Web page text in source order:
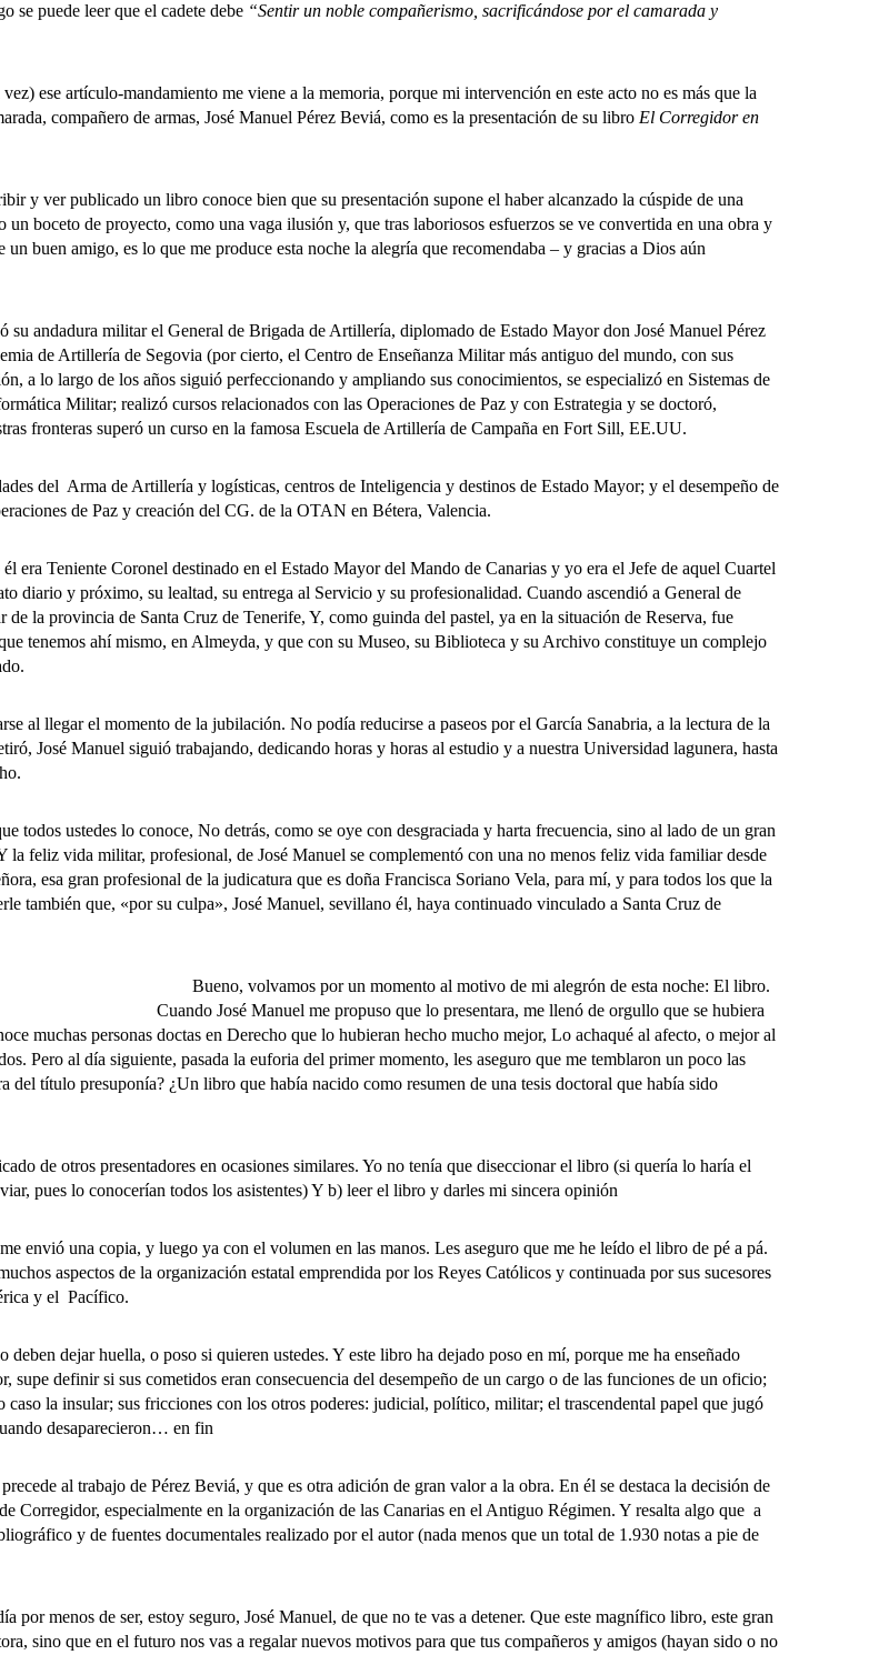
puede leer que el cadete debe “Sentir un noble compañerismo, sacrificándose por el camarada y
ese artículo-mandamiento me viene a la memoria, porque mi intervención en este acto no es más que la
compañero de armas, José Manuel Pérez Beviá, como es la presentación de su libro El Corregidor en
ver publicado un libro conoce bien que su presentación supone el haber alcanzado la cúspide de una
boceto de proyecto, como una vaga ilusión y, que tras laboriosos esfuerzos se ve convertida en una obra y
buen amigo, es lo que me produce esta noche la alegría que recomendaba – y gracias a Dios aún
militar el General de Brigada de Artillería, diplomado de Estado Mayor don José Manuel Pérez
de Artillería de Segovia (por cierto, el Centro de Enseñanza Militar más antiguo del mundo, con sus
a lo largo de los años siguió perfeccionando y ampliando sus conocimientos, se especializó en Sistemas de
Militar; realizó cursos relacionados con las Operaciones de Paz y con Estrategia y se doctoró,
fronteras superó un curso en la famosa Escuela de Artillería de Campaña en Fort Sill, EE.UU.
del Arma de Artillería y logísticas, centros de Inteligencia y destinos de Estado Mayor; y el desempeño de
de Paz y creación del CG. de la OTAN en Bétera, Valencia.
Teniente Coronel destinado en el Estado Mayor del Mando de Canarias y yo era el Jefe de aquel Cuartel
diario y próximo, su lealtad, su entrega al Servicio y su profesionalidad. Cuando ascendió a General de
la provincia de Santa Cruz de Tenerife, Y, como guinda del pastel, ya en la situación de Reserva, fue
tenemos ahí mismo, en Almeyda, y que con su Museo, su Biblioteca y su Archivo constituye un complejo
llegar el momento de la jubilación. No podía reducirse a paseos por el García Sanabria, a la lectura de la
José Manuel siguió trabajando, dedicando horas y horas al estudio y a nuestra Universidad lagunera, hasta
ustedes lo conoce, No detrás, como se oye con desgraciada y harta frecuencia, sino al lado de un gran
feliz vida militar, profesional, de José Manuel se complementó con una no menos feliz vida familiar desde
esa gran profesional de la judicatura que es doña Francisca Soriano Vela, para mí, y para todos los que la
también que, «por su culpa», José Manuel, sevillano él, haya continuado vinculado a Santa Cruz de
Bueno, volvamos por un momento al motivo de mi alegrón de esta noche: El libro.
Cuando José Manuel me propuso que lo presentara, me llenó de orgullo que se hubiera
muchas personas doctas en Derecho que lo hubieran hecho mucho mejor, Lo achaqué al afecto, o mejor al
Pero al día siguiente, pasada la euforia del primer momento, les aseguro que me temblaron un poco las
del título presuponía? ¿Un libro que había nacido como resumen de una tesis doctoral que había sido
de otros presentadores en ocasiones similares. Yo no tenía que diseccionar el libro (si quería lo haría el
pues lo conocerían todos los asistentes) Y b) leer el libro y darles mi sincera opinión
una copia, y luego ya con el volumen en las manos. Les aseguro que me he leído el libro de pé a pá.
aspectos de la organización estatal emprendida por los Reyes Católicos y continuada por sus sucesores
y el Pacífico.
dejar huella, o poso si quieren ustedes. Y este libro ha dejado poso en mí, porque me ha enseñado
definir si sus cometidos eran consecuencia del desempeño de un cargo o de las funciones de un oficio;
la insular; sus fricciones con los otros poderes: judicial, político, militar; el trascendental papel que jugó
desaparecieron… en fin
al trabajo de Pérez Beviá, y que es otra adición de gran valor a la obra. En él se destaca la decisión de
Corregidor, especialmente en la organización de las Canarias en el Antiguo Régimen. Y resalta algo que a
y de fuentes documentales realizado por el autor (nada menos que un total de 1.930 notas a pie de
menos de ser, estoy seguro, José Manuel, de que no te vas a detener. Que este magnífico libro, este gran
sino que en el futuro nos vas a regalar nuevos motivos para que tus compañeros y amigos (hayan sido o no